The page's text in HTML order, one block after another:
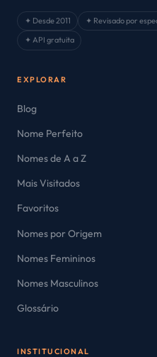
✦ Desde 2011 ✦ Revisado por
✦ API gratuita
EXPLORAR
Blog
Nome Perfeito
Nomes de A a Z
Mais Visitados
Favoritos
Nomes por Origem
Nomes Femininos
Nomes Masculinos
Glossário
INSTITUCIONAL